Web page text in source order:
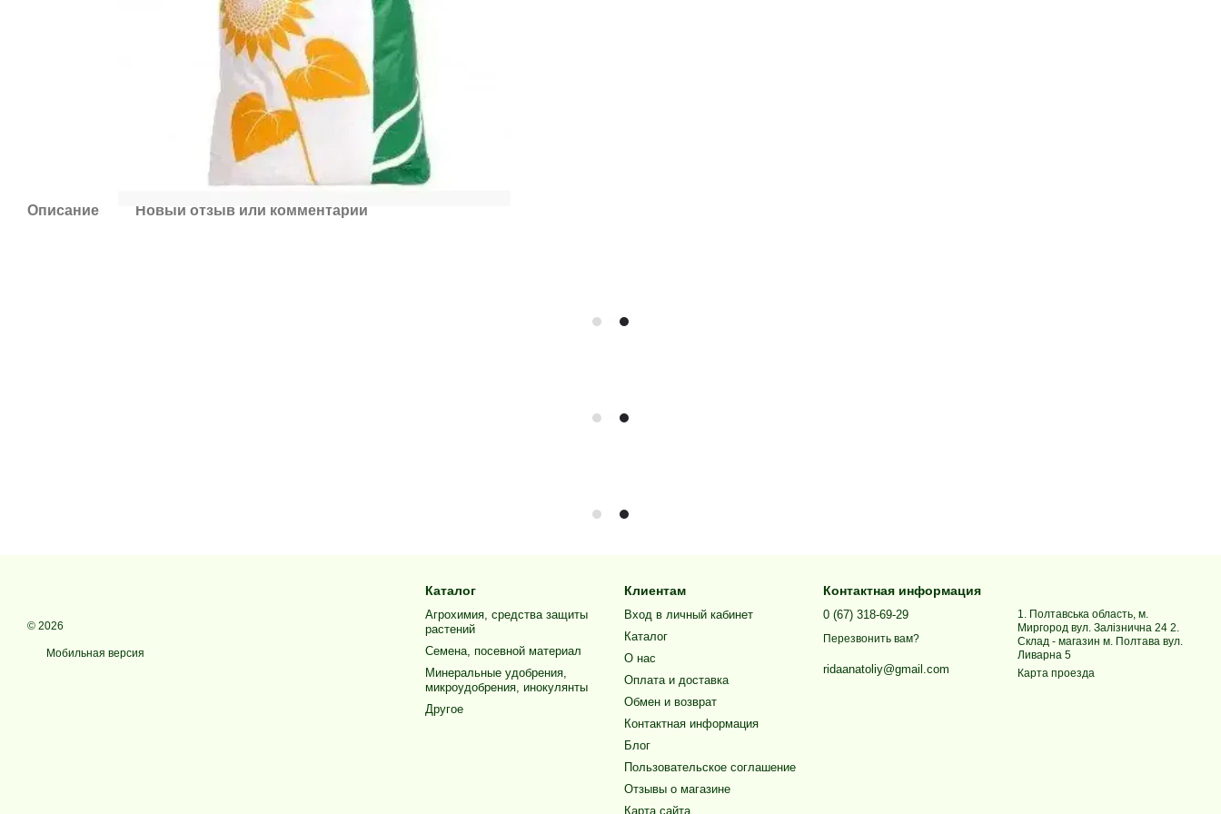
Описание Новый отзыв или комментарий
© 2026
Мобильная версия
Каталог
Агрохимия, средства защиты
растений
Семена, посевной материал
Минеральные удобрения,
микроудобрения, инокулянты
Другое
Клиентам
Вход в личный кабинет
Каталог
О нас
Оплата и доставка
Обмен и возврат
Контактная информация
Блог
Пользовательское соглашение
Отзывы о магазине
Карта сайта
Контактная информация
0 (67) 318-69-29
Перезвонить вам?
ridaanatoliy@gmail.com
1. Полтавська область, м.
Миргород вул. Залізнична 24 2.
Склад - магазин м. Полтава вул.
Ливарна 5
Карта проезда